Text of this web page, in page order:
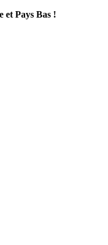
et Pays Bas !